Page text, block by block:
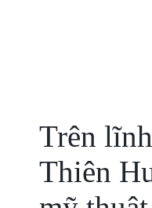
Trên
Thiên